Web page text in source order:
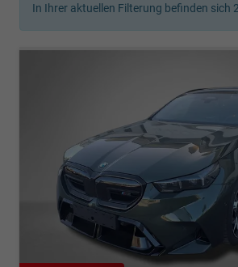
In Ihrer aktuellen Filterung befinden sich